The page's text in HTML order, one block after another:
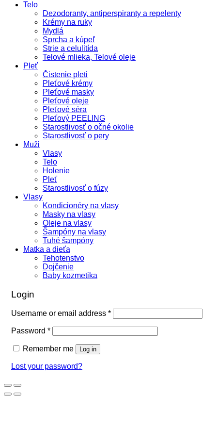
Telo
Dezodoranty, antiperspiranty a repelenty
Krémy na ruky
Mydlá
Sprcha a kúpeľ
Strie a celulitída
Telové mlieka, Telové oleje
Pleť
Čistenie pleti
Pleťové krémy
Pleťové masky
Pleťové oleje
Pleťové séra
Pleťový PEELING
Starostlivosť o očné okolie
Starostlivosť o pery
Muži
Vlasy
Telo
Holenie
Pleť
Starostlivosť o fúzy
Vlasy
Kondicionéry na vlasy
Masky na vlasy
Oleje na vlasy
Šampóny na vlasy
Tuhé šampóny
Matka a dieťa
Tehotenstvo
Dojčenie
Baby kozmetika
Login
Username or email address *
Password *
Remember me Log in
Lost your password?